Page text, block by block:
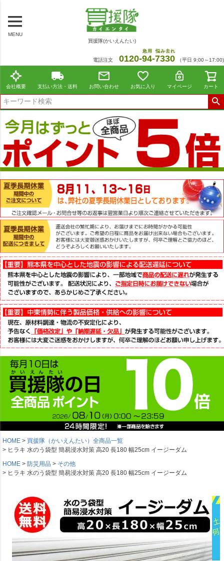
MENU
買援隊(かいえんたい)
電話注文 0120-94
急用
-7330
悩み去れ
（平日 9:00～17:00)
会社概要 支払い方法・送料 お問い合わせ お気に入り マイページ カート
HOME
買援隊（かいえんたい）全商品一覧
ヒラキ 水のう袋型 簡易浸水対策 高20 長180 幅25cm イージーダム
HOME
防災用品
その他
ヒラキ 水のう袋型 簡易浸水対策 高20 長180 幅25cm イージーダム